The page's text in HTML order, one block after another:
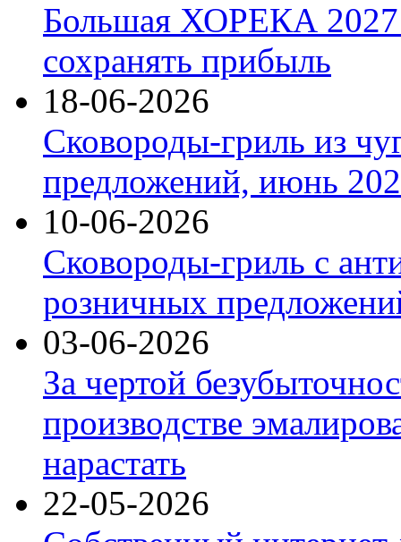
Большая ХОРЕКА 2027:
сохранять прибыль
18-06-2026
Сковороды-гриль из
предложений, июнь
10-06-2026
Сковороды-гриль с
розничных
03-06-2026
За чертой
производстве
нарастать
22-05-2026